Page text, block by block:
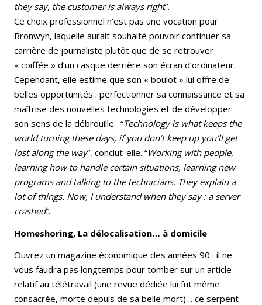
they say, the customer is always right”.
Ce choix professionnel n’est pas une vocation pour
Bronwyn, laquelle aurait souhaité pouvoir continuer sa
carrière de journaliste plutôt que de se retrouver
« coiffée » d’un casque derrière son écran d’ordinateur.
Cependant, elle estime que son « boulot » lui offre de
belles opportunités : perfectionner sa connaissance et sa
maîtrise des nouvelles technologies et de développer
son sens de la débrouille. “Technology is what keeps the
world turning these days, if you don’t keep up you’ll get
lost along the way”, conclut-elle. “Working with people,
learning how to handle certain situations, learning new
programs and talking to the technicians. They explain a
lot of things. Now, I understand when they say : a server
crashed”.
Homeshoring, La délocalisation… à domicile
Ouvrez un magazine économique des années 90 : il ne
vous faudra pas longtemps pour tomber sur un article
relatif au télétravail (une revue dédiée lui fut même
consacrée, morte depuis de sa belle mort)… ce serpent